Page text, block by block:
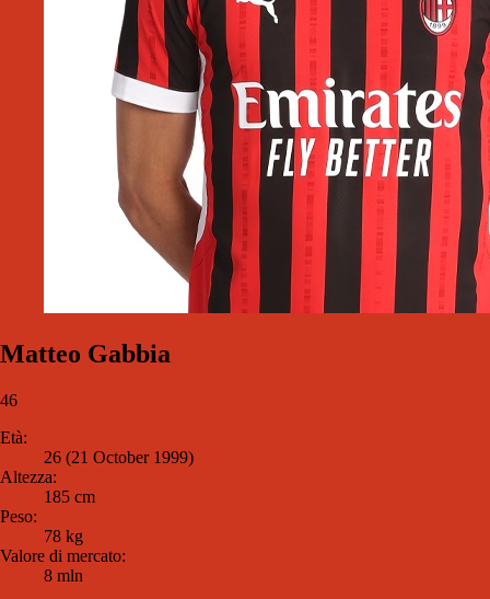
Matteo Gabbia
46
Età:
26 (21 October 1999)
Altezza:
185 cm
Peso:
78 kg
Valore di mercato:
8 mln